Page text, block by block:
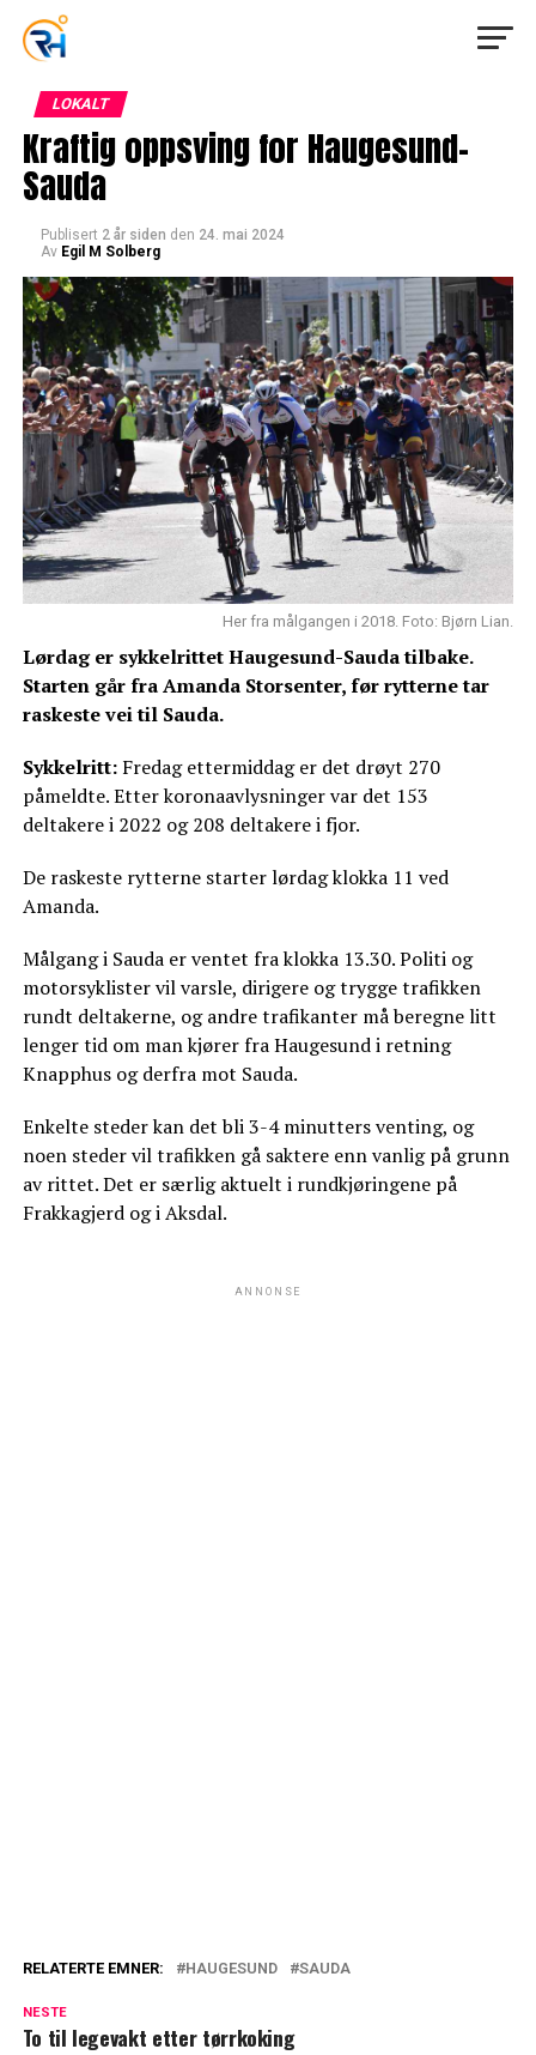
LOKALT
Kraftig oppsving for Haugesund-
Sauda
Publisert 2 år siden den 24. mai 2024
Av Egil M Solberg
Her fra målgangen i 2018. Foto: Bjørn Lian.
Lørdag er sykkelrittet Haugesund-Sauda tilbake.
Starten går fra Amanda Storsenter, før rytterne tar
raskeste vei til Sauda.
Sykkelritt:Fredag ettermiddag er det drøyt 270
påmeldte. Etter koronaavlysninger var det 153
deltakere i 2022 og 208 deltakere i fjor.
De raskeste rytterne starter lørdag klokka 11 ved
Amanda.
Målgang i Sauda er ventet fra klokka 13.30. Politi og
motorsyklister vil varsle, dirigere og trygge trafikken
rundt deltakerne, og andre trafikanter må beregne litt
lenger tid om man kjører fra Haugesund i retning
Knapphus og derfra mot Sauda.
Enkelte steder kan det bli 3-4 minutters venting, og
noen steder vil trafikken gå saktere enn vanlig på grunn
av rittet. Det er særlig aktuelt i rundkjøringene på
Frakkagjerd og i Aksdal.
ANNONSE
RELATERTE EMNER: HAUGESUND SAUDA
NESTE
To til legevakt etter tørrkoking